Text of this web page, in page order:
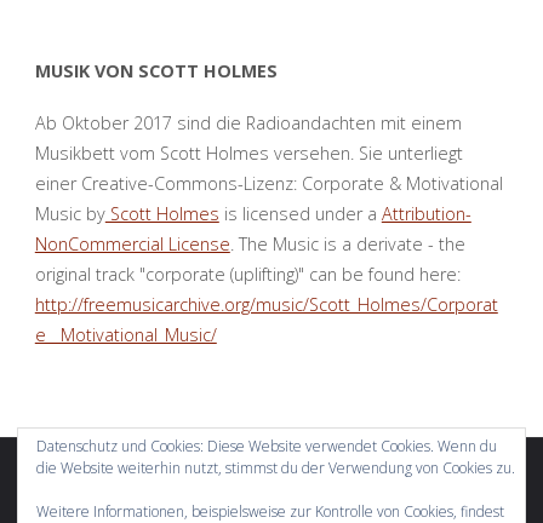
MUSIK VON SCOTT HOLMES
Ab Oktober 2017 sind die Radioandachten mit einem
Musikbett vom Scott Holmes versehen. Sie unterliegt
einer Creative-Commons-Lizenz: Corporate & Motivational
Music byScott Holmes is licensed under a Attribution-
NonCommercial License . The Music is a derivate - the
original track "corporate (uplifting)" can be found here:
http://freemusicarchive.org/music/Scott_Holmes/Corporat
e__Motivational_Music/
Datenschutz und Cookies: Diese Website verwendet Cookies. Wenn du
die Website weiterhin nutzt, stimmst du der Verwendung von Cookies zu.
Weitere Informationen, beispielsweise zur Kontrolle von Cookies, findest